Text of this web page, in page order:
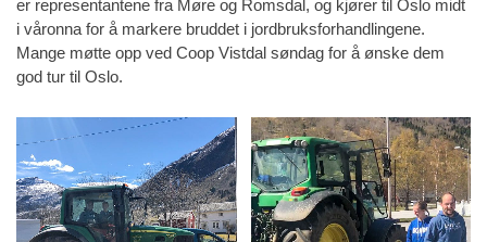
er representantene fra Møre og Romsdal, og kjører til Oslo midt
i våronna for å markere bruddet i jordbruksforhandlingene.
Mange møtte opp ved Coop Vistdal søndag for å ønske dem
god tur til Oslo.